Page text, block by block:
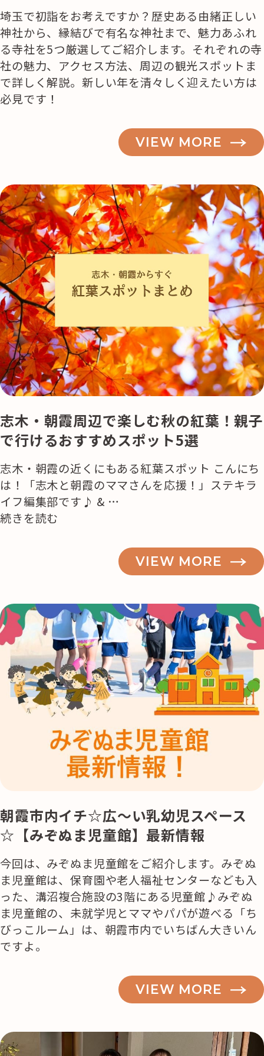
埼玉で初詣をお考えですか？歴史ある由緒正しい
神社から、縁結びで有名な神社まで、魅力あふれ
る寺社を5つ厳選してご紹介します。それぞれの寺
社の魅力、アクセス方法、周辺の観光スポットま
で詳しく解説。新しい年を清々しく迎えたい方は
必見です！
VIEW MORE
志木・朝霞周辺で楽しむ秋の紅葉！親子
で行けるおすすめスポット5選
志木・朝霞の近くにもある紅葉スポット こんにち
は！「志木と朝霞のママさんを応援！」ステキラ
イフ編集部です♪ & …
“紅
い
季
節！
志
木・
朝
霞
り
が
し
め
る
場
所
ま
続きを読む
VIEW MORE
朝霞市内イチ☆広～い乳幼児スペース
☆【みぞぬま児童館】最新情報
今回は、みぞぬま児童館をご紹介します。みぞぬ
ま児童館は、保育園や老人福祉センターなども入
った、溝沼複合施設の3階にある児童館♪みぞぬ
ま児童館の、未就学児とママやパパが遊べる「ち
びっこルーム」は、朝霞市内でいちばん大きいん
ですよ。
VIEW MORE